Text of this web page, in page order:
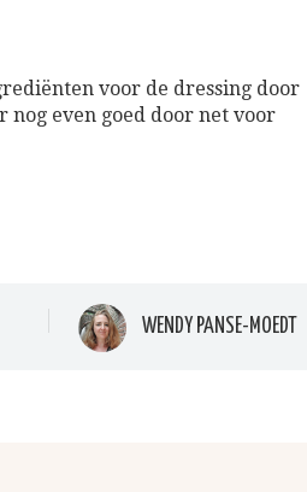
voor de dressing door
nog even goed door net voor
WENDY PANSE-MOEDT